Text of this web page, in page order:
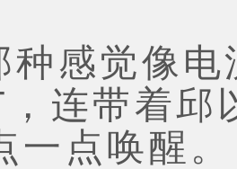
觉像电流
连带着邱
一点唤醒。